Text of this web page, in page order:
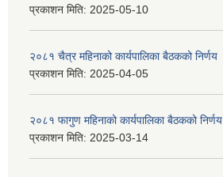
प्रकाशन मिति: 2025-05-10
२०८१ चैत्र महिनाको कार्यपालिका बैठकको निर्णय
प्रकाशन मिति: 2025-04-05
२०८१ फागुण महिनाको कार्यपालिका बैठकको निर्णय
प्रकाशन मिति: 2025-03-14